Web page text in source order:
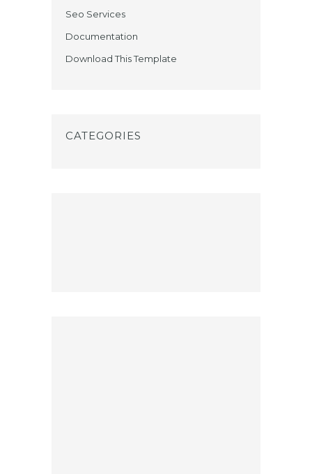
Seo Services
Documentation
Download This Template
CATEGORIES